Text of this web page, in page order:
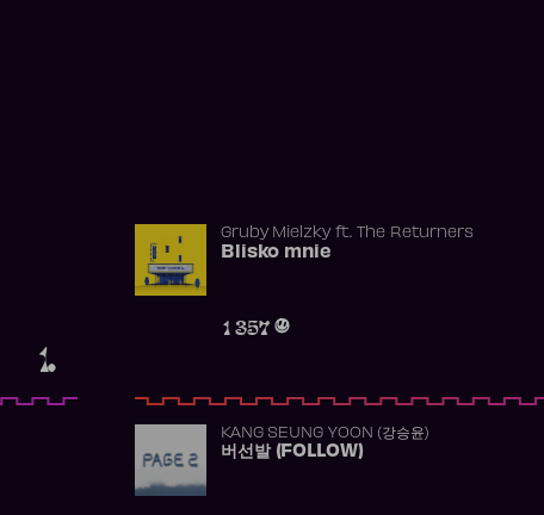
1.
Gruby Mielzkyft. The Returners
Blisko mnie
1 357
KANG SEUNG YOON (강승윤)
버선발 (FOLLOW)